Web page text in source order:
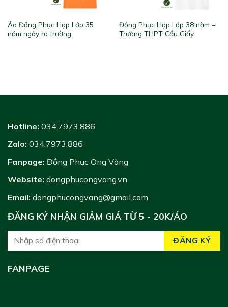
Áo Đồng Phục Họp Lớp 35
năm ngày ra trường
Đồng Phục Họp Lớp 38 năm –
Trường THPT Cầu Giấy
Hotline: 034.7973.886
Zalo: 034.7973.886
Fanpage: Đồng Phục Ong Vàng
Website: dongphucongvang.vn
Email: dongphucongvang@gmail.com
ĐĂNG KÝ NHẬN GIẢM GIÁ TỪ 5 - 20K/ÁO
FANPAGE